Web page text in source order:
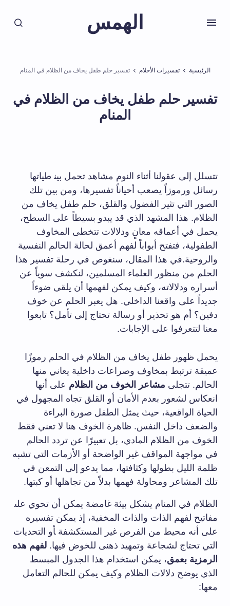
الهمس
الرئيسية تفسيرات الأحلام تفسير حلم طفل يخاف من الظلام في المنام
تفسير حلم طفل يخاف من الظلام في
المنام
تتسلل إلى عقولنا أثناء النوم مشاهد تحمل بين‍ طياتها⁢
رسائل⁤ ورموزاً يصعب أحياناً ⁢تفسيرها، ومن بين تلك
الصور التي تثير الفضول ​والقلق، حلم​ طفل​ يخاف ⁢من⁣
الظلام. هذا المشهد الذي ⁣قد يبدو⁣ بسيطاً⁢ على السطح،
يحمل ⁢في أعماقه معانٍ ودلالات تتخطى ⁤المخاوف
الطفولية، فتفتح ‌أبواباً ⁤لفهم أعمق لحالة الحالم‌ النفسية
والروحية.في هذا المقال، سنغوص في رحلة تفسير هذا
الحلم من منظور العلماء المسلمين، لنكشف سوياً عن
أسراره ودلالاته، وكيف يمكن لفهمها أن يلقي ضوءاً⁣
جديداً على⁣ واقعنا⁢ الداخلي. هل ⁢يعبر ‌الحلم عن خوف
‌دفين؟⁢ أم هو تحذير أو رسالة تحتاج إلى ⁤تأمل؟ تابعوا
معنا لتتعرفوا ⁢على الإجابات. ⁣
يحمل ظهور ⁢طفل ⁢يخاف من الظلام في الحلم⁤ رموزًا
عميقة ترتبط ‌بمخاوف وصراعات ‌داخلية يعاني​ منها⁣
الحالم. تتجلى مشاعر الخوف من الظلام على أنها
انعكاس لشعور‌ بعدم الأمان أو⁤ القلق تجاه ⁤المجهول في
‌الحياة الواقعية،⁤ حيث يمثل ⁣الطفل صورة ⁤البراءة
والضعف داخل النفس.‌ ظاهرة الخوف ​هنا لا تعني فقط
‌الخوف من الظلام ⁤المادي، بل تعبيرًا عن تردد الحالم
في مواجهة المواقف غير الواضحة أو الأزمات التي⁤ تشبه
ظلمة‍ الليل بطولها وكثافتها، مما⁤ يدعو إلى التمعن ⁢في
تلك المشاعر⁣ ومحاولة فهمها بدلاً من ⁢تجاهلها‌ أو‍ كبتها.
الظلام في المنام يشكل ‌بيئة غامضة يمكن أن تحوي على‍
مفاتيح لفهم الذات ‌والذات المخفية، إذ يمكن تفسيره
على⁣ أنه محيط من ‌الفرص غير‍ المستكشفة ‍أو التحديات
​التي ⁢تحتاج لشجاعة وتمهيد​ ذهنى للخوض فيها. لفهم​ هذه
الرمزية‍ بعمق، يمكن استخدام هذا الجدول ⁣المبسط⁤
الذي يوضح دلالات الظلام وكيف يمكن للحالم التعامل
معها: